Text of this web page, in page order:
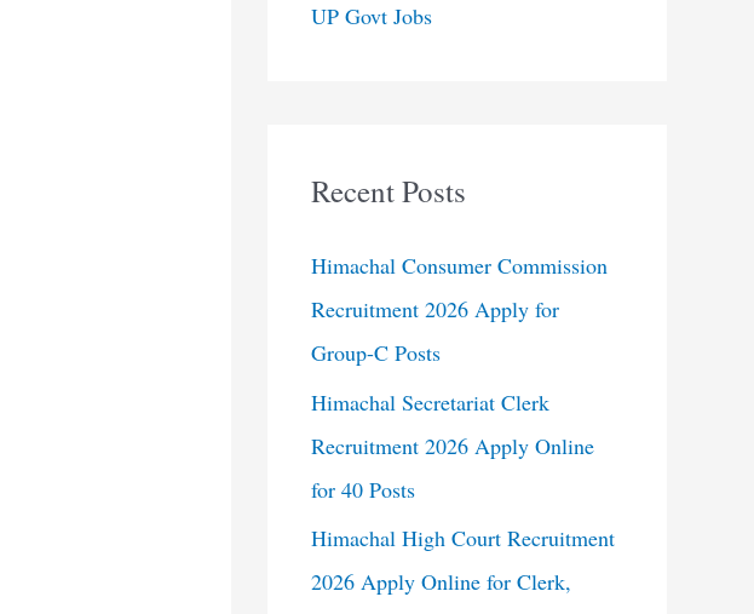
UP Govt Jobs
Recent Posts
Himachal Consumer Commission
Recruitment 2026 Apply for
Group-C Posts
Himachal Secretariat Clerk
Recruitment 2026 Apply Online
for 40 Posts
Himachal High Court Recruitment
2026 Apply Online for Clerk,